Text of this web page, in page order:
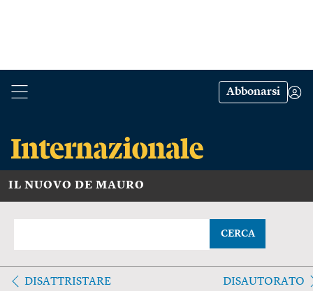
Abbonarsi
IL NUOVO DE MAURO
CERCA
DISATTRISTARE DISAUTORATO